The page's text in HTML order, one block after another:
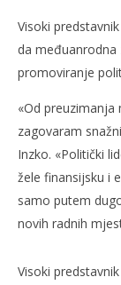
Inzko poziva
Hercegovinu
kolovoza
Rafaela
Visoki
da
promoviranje
«Od
zagovaram
Inzko. «Politički
žele finansijsku i
samo putem
novih radnih
Visoki